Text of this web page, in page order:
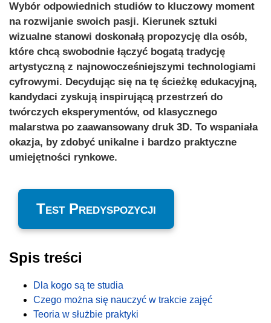
Wybór odpowiednich studiów to kluczowy moment
na rozwijanie swoich pasji. Kierunek sztuki
wizualne stanowi doskonałą propozycję dla osób,
które chcą swobodnie łączyć bogatą tradycję
artystyczną z najnowocześniejszymi technologiami
cyfrowymi. Decydując się na tę ścieżkę edukacyjną,
kandydaci zyskują inspirującą przestrzeń do
twórczych eksperymentów, od klasycznego
malarstwa po zaawansowany druk 3D. To wspaniała
okazja, by zdobyć unikalne i bardzo praktyczne
umiejętności rynkowe.
Test Predyspozycji
Spis treści
Dla kogo są te studia
Czego można się nauczyć w trakcie zajęć
Teoria w służbie praktyki